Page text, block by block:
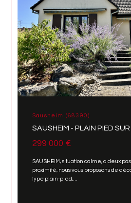
Sausheim (68390)
SAUSHEIM - PLAIN PIED
299 000 €
SAUSHEIM, situation calme, a deux
proximité, nous vous proposons de
type plain-pied,...